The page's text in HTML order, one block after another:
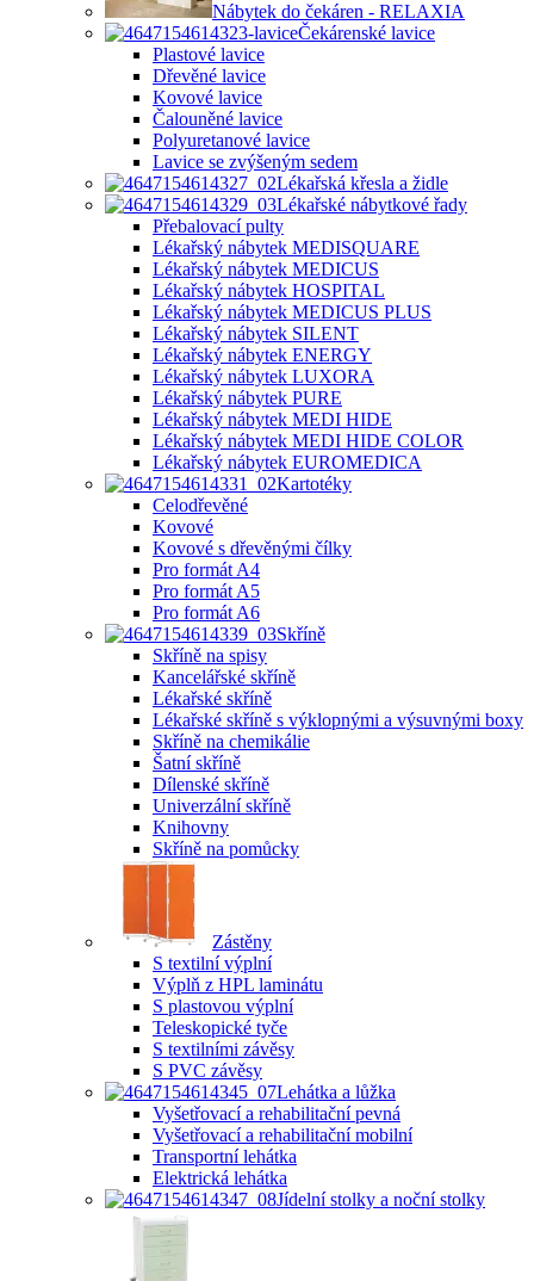
Nábytek do čekáren - RELAXIA
Čekárenské lavice
Plastové lavice
Dřevěné lavice
Kovové lavice
Čalouněné lavice
Polyuretanové lavice
Lavice se zvýšeným sedem
Lékařská křesla a židle
Lékařské nábytkové řady
Přebalovací pulty
Lékařský nábytek MEDISQUARE
Lékařský nábytek MEDICUS
Lékařský nábytek HOSPITAL
Lékařský nábytek MEDICUS PLUS
Lékařský nábytek SILENT
Lékařský nábytek ENERGY
Lékařský nábytek LUXORA
Lékařský nábytek PURE
Lékařský nábytek MEDI HIDE
Lékařský nábytek MEDI HIDE COLOR
Lékařský nábytek EUROMEDICA
Kartotéky
Celodřevěné
Kovové
Kovové s dřevěnými čílky
Pro formát A4
Pro formát A5
Pro formát A6
Skříně
Skříně na spisy
Kancelářské skříně
Lékařské skříně
Lékařské skříně s výklopnými a výsuvnými boxy
Skříně na chemikálie
Šatní skříně
Dílenské skříně
Univerzální skříně
Knihovny
Skříně na pomůcky
Zástěny
S textilní výplní
Výplň z HPL laminátu
S plastovou výplní
Teleskopické tyče
S textilními závěsy
S PVC závěsy
Lehátka a lůžka
Vyšetřovací a rehabilitační pevná
Vyšetřovací a rehabilitační mobilní
Transportní lehátka
Elektrická lehátka
Jídelní stolky a noční stolky